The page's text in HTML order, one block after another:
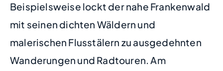
Beispielsweise lockt der nahe Frankenwald
mit seinen dichten Wäldern und
malerischen Flusstälern zu ausgedehnten
Wanderungen und Radtouren. Am